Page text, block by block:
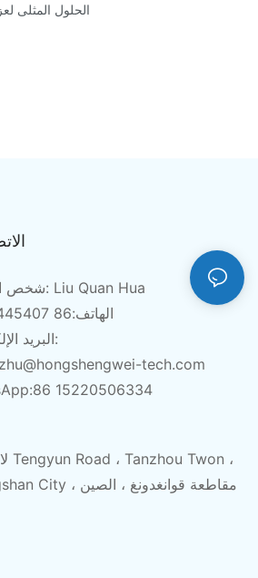
الحلول المثلى لعزل
شخص الاتصال: Liu Quan Hua
الهاتف:86 13411445407
البريد الإلكتروني:
tech.com
15220506334
Zhongshan City ، مقاطعة قوانغدونغ ، الصين